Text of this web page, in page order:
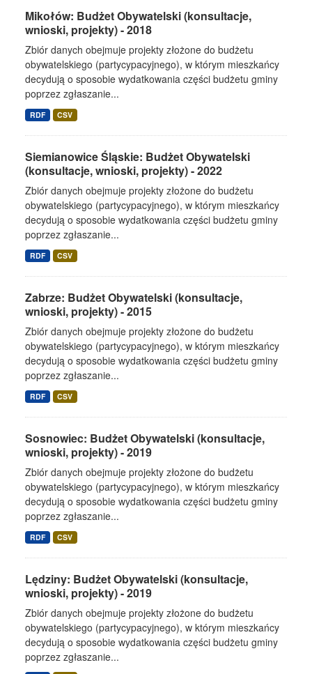
Mikołów: Budżet Obywatelski (konsultacje,
wnioski, projekty) - 2018
Zbiór danych obejmuje projekty złożone do budżetu
obywatelskiego (partycypacyjnego), w którym mieszkańcy
decydują o sposobie wydatkowania części budżetu gminy
poprzez zgłaszanie...
RDF CSV
Siemianowice Śląskie: Budżet Obywatelski
(konsultacje, wnioski, projekty) - 2022
Zbiór danych obejmuje projekty złożone do budżetu
obywatelskiego (partycypacyjnego), w którym mieszkańcy
decydują o sposobie wydatkowania części budżetu gminy
poprzez zgłaszanie...
RDF CSV
Zabrze: Budżet Obywatelski (konsultacje,
wnioski, projekty) - 2015
Zbiór danych obejmuje projekty złożone do budżetu
obywatelskiego (partycypacyjnego), w którym mieszkańcy
decydują o sposobie wydatkowania części budżetu gminy
poprzez zgłaszanie...
RDF CSV
Sosnowiec: Budżet Obywatelski (konsultacje,
wnioski, projekty) - 2019
Zbiór danych obejmuje projekty złożone do budżetu
obywatelskiego (partycypacyjnego), w którym mieszkańcy
decydują o sposobie wydatkowania części budżetu gminy
poprzez zgłaszanie...
RDF CSV
Lędziny: Budżet Obywatelski (konsultacje,
wnioski, projekty) - 2019
Zbiór danych obejmuje projekty złożone do budżetu
obywatelskiego (partycypacyjnego), w którym mieszkańcy
decydują o sposobie wydatkowania części budżetu gminy
poprzez zgłaszanie...